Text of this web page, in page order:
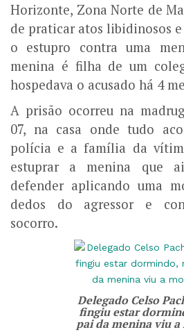
Horizonte, Zona Norte de
de praticar atos libidinosos
o estupro contra uma
menina é filha de um
hospedava o acusado há 4
A prisão ocorreu na
07, na casa onde tudo
polícia e a família da
estuprar a menina que
defender aplicando uma
dedos do agressor e
socorro.
Delegado Celso
fingiu estar
pai da menina viu